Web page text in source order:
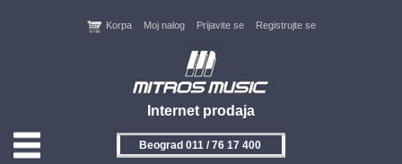
Internet prodaja
Korpa Moj nalog Prijavite se Registrujte se
Beograd 011 / 76 17 400